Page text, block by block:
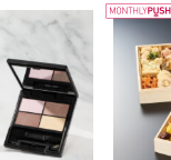
PUSH